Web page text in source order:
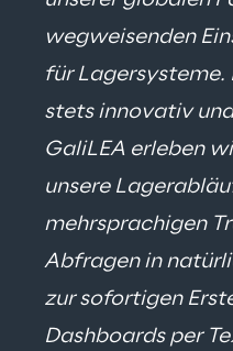
wegweisenden
für Lagersysteme.
stets innovativ
GaliLEA erleben
unsere
mehrsprachigen
Abfragen in
zur sofortigen
Dashboards per